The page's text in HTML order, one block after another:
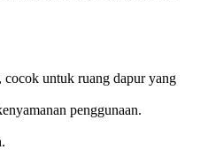
untuk ruang dapur yang
penggunaan.